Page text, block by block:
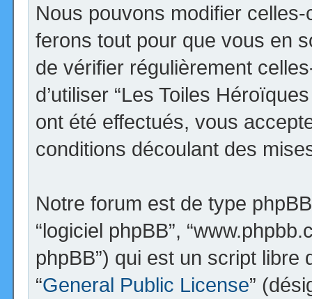
Nous pouvons modifier
ferons tout pour que vous en
de vérifier régulièrement
d’utiliser “Les Toiles
ont été effectués, vous
conditions découlant des
Notre forum est de type phpBB
“logiciel phpBB”,
phpBB”) qui est un script
“General Public License”